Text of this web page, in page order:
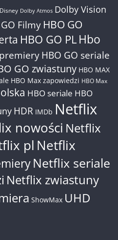
Disney Dolby Atmos Dolby Vision
Filmy HBO GO
HBO GO PL Hbo
HBO GO seriale
GO zwiastuny HBO MAX
HBO Max zapowiedzi HBO Max
HBO seriale HBO
HDR IMDb Netflix
nowości Netflix
pl Netflix
Netflix seriale
Netflix zwiastuny
ShowMax UHD